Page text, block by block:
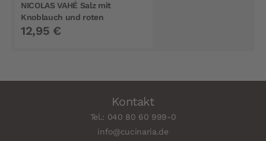
NICOLAS VAHÉ Salz mit
Knoblauch und roten
Chilischoten 325 g
12,95 €
Kontakt
Tel.: 040 80 60 999-0
info@cucinaria.de